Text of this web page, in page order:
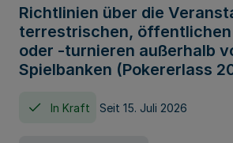
Richtlinien über die
terrestrischen, öffentlichen
oder -turnieren außerhalb
Spielbanken (Pokererlass
In Kraft Seit 15. Juli 2026